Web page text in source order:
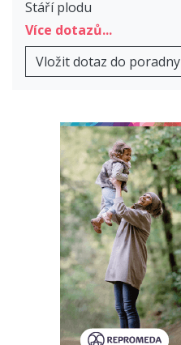
Stáří plodu
Více dotazů...
Vložit dotaz do poradny